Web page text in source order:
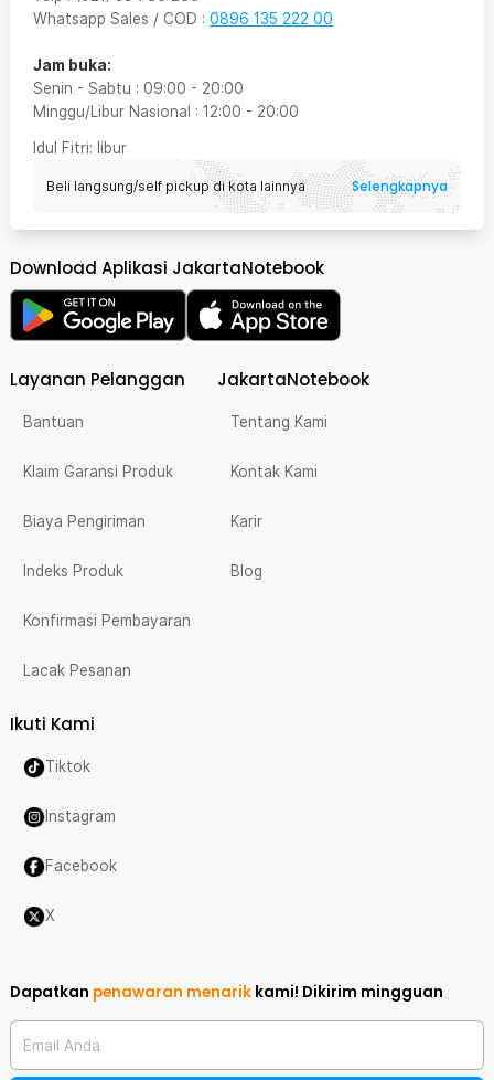
Whatsapp Sales / COD : 0896 135 222 00
Jam buka:
Senin - Sabtu : 09:00 - 20:00
Minggu/Libur Nasional : 12:00 - 20:00
Idul Fitri: libur
Beli langsung/self pickup di kota lainnya Selengkapnya
Download Aplikasi JakartaNotebook
Layanan Pelanggan
Bantuan
Klaim Garansi Produk
Biaya Pengiriman
Indeks Produk
Konfirmasi Pembayaran
Lacak Pesanan
JakartaNotebook
Tentang Kami
Kontak Kami
Karir
Blog
Ikuti Kami
Tiktok
Instagram
Facebook
X
Dapatkan penawaran menarik kami! Dikirim mingguan
Email Anda